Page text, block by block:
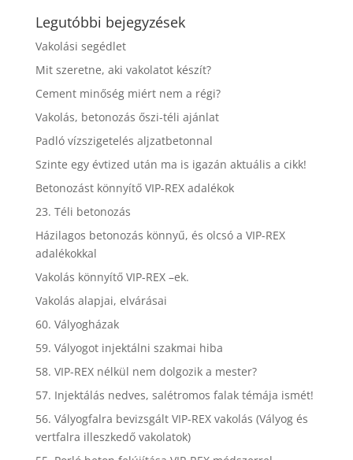
Legutóbbi bejegyzések
Vakolási segédlet
Mit szeretne, aki vakolatot készít?
Cement minőség miért nem a régi?
Vakolás, betonozás őszi-téli ajánlat
Padló vízszigetelés aljzatbetonnal
Szinte egy évtized után ma is igazán aktuális a cikk!
Betonozást könnyítő VIP-REX adalékok
23. Téli betonozás
Házilagos betonozás könnyű, és olcsó a VIP-REX
adalékokkal
Vakolás könnyítő VIP-REX –ek.
Vakolás alapjai, elvárásai
60. Vályogházak
59. Vályogot injektálni szakmai hiba
58. VIP-REX nélkül nem dolgozik a mester?
57. Injektálás nedves, salétromos falak témája ismét!
56. Vályogfalra bevizsgált VIP-REX vakolás (Vályog és
vertfalra illeszkedő vakolatok)